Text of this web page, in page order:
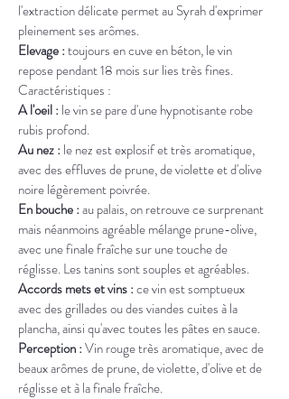
l'extraction délicate permet au Syrah d'exprimer
pleinement ses arômes.
Elevage : toujours en cuve en béton, le vin
repose pendant 18 mois sur lies très fines.
Caractéristiques :
A l'oeil : le vin se pare d'une hypnotisante robe
rubis profond.
Au nez : le nez est explosif et très aromatique,
avec des effluves de prune, de violette et d'olive
noire légèrement poivrée.
En bouche : au palais, on retrouve ce surprenant
mais néanmoins agréable mélange prune-olive,
avec une finale fraîche sur une touche de
réglisse. Les tanins sont souples et agréables.
Accords mets et vins : ce vin est somptueux
avec des grillades ou des viandes cuites à la
plancha, ainsi qu'avec toutes les pâtes en sauce.
Perception : Vin rouge très aromatique, avec de
beaux arômes de prune, de violette, d'olive et de
réglisse et à la finale fraîche.